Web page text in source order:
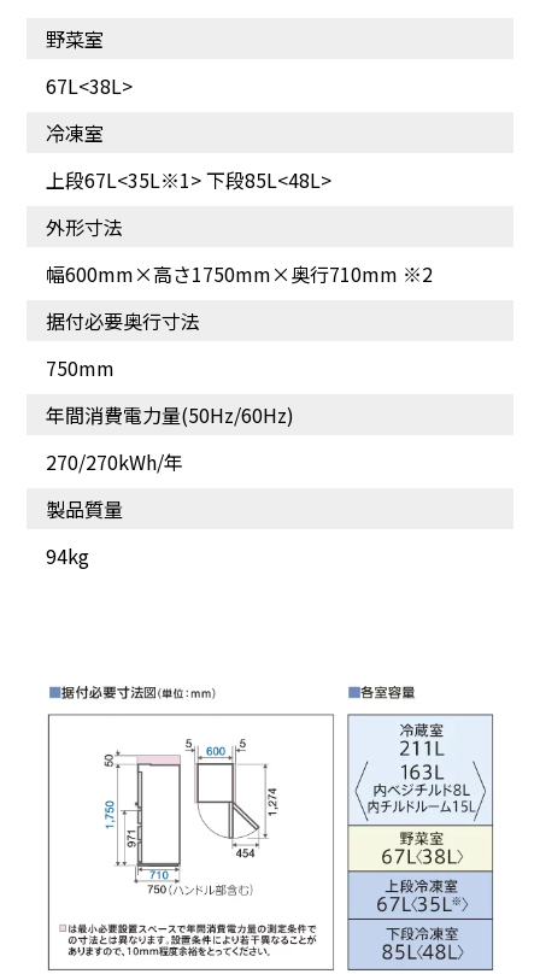
上段まで手が届きやすい
食材にあわせて、温度帯
立ったままの姿勢で、出
し入れラクラク。
60cm幅スリムで使いやす
いローボディ430L
野菜室
67L<38L>
冷凍室
上段67L<35L※1> 下段85L<48L>
外形寸法
幅600mm×高さ1750mm×奥行710mm ※2
据付必要奥行寸法
750mm
年間消費電力量(50Hz/60Hz)
270/270kWh/年
製品質量
94kg